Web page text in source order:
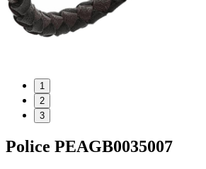
1
2
3
Police PEAGB0035007